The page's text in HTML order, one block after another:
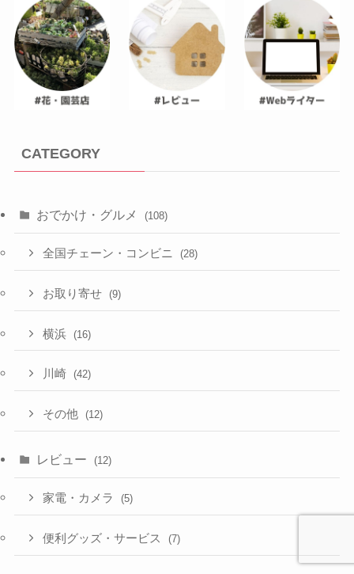
CATEGORY
おでかけ・グルメ (108)
全国チェーン・コンビニ (28)
お取り寄せ (9)
横浜 (16)
川崎 (42)
その他 (12)
レビュー (12)
家電・カメラ (5)
便利グッズ・サービス (7)